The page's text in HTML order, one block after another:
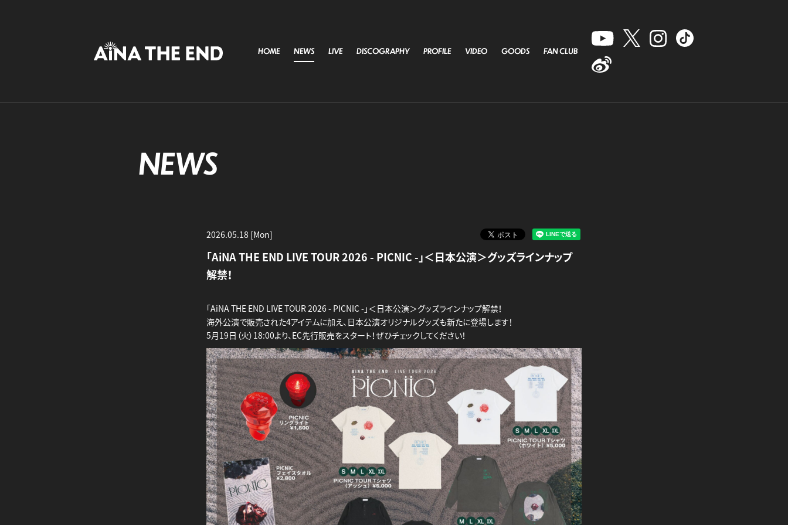
HOME NEWS LIVE DISCOGRAPHY PROFILE VIDEO GOODS FAN CLUB
NEWS
2026.05.18 [Mon]
「AiNA THE END LIVE TOUR 2026 - PICNIC -」＜日本公演＞グッズラインナップ
解禁！
「AiNA THE END LIVE TOUR 2026 - PICNIC -」＜日本公演＞グッズラインナップ解禁！
海外公演で販売された4アイテムに加え、日本公演オリジナルグッズも新たに登場します！
5月19日（火）18:00より、EC先行販売をスタート！ぜひチェックしてください！